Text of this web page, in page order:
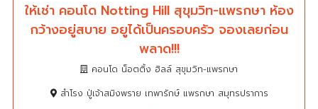
ให้เช่า คอนโด Notting Hill สุขุมวิท-แพรกษา ห้อง
กว้างอยู่สบาย อยูได้เป็นครอบครัว จองเลยก่อน
พลาด!!!
คอนโด น็อตติ้ง ฮิลล์ สุขุมวิท-แพรกษา
สำโรง ปู่เจ้าสมิงพราย เทพารักษ์ แพรกษา สมุทรปราการ